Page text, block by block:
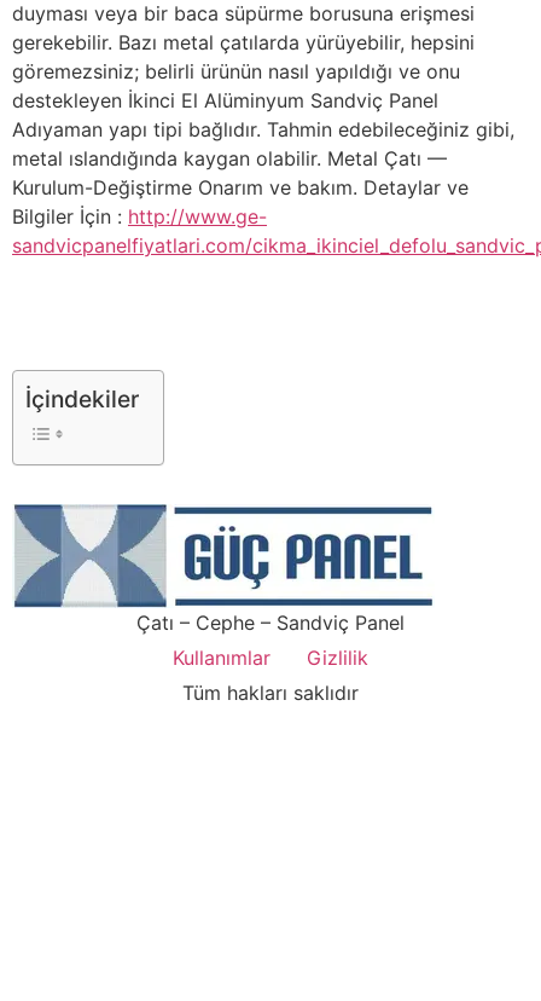
duyması veya bir baca süpürme borusuna erişmesi
gerekebilir. Bazı metal çatılarda yürüyebilir, hepsini
göremezsiniz; belirli ürünün nasıl yapıldığı ve onu
destekleyen İkinci El Alüminyum Sandviç Panel
Adıyaman yapı tipi bağlıdır. Tahmin edebileceğiniz gibi,
metal ıslandığında kaygan olabilir. Metal Çatı —
Kurulum-Değiştirme Onarım ve bakım. Detaylar ve
Bilgiler İçin : http://www.ge-
sandvicpanelfiyatlari.com/
İçindekiler
Çatı – Cephe – Sandviç Panel
Kullanımlar
Gizlilik
Tüm hakları saklıdır